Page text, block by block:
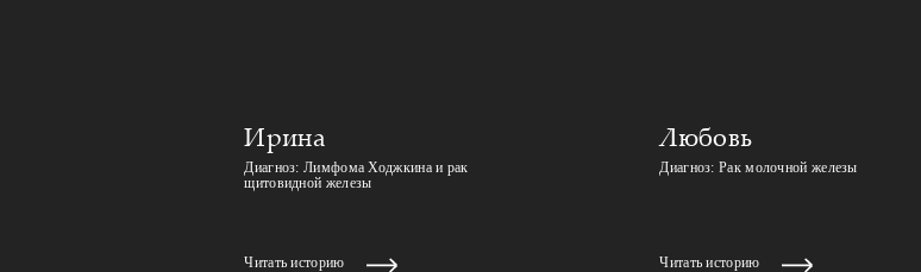
Ирина
Диагноз: Лимфома Ходжкина и рак
щитовидной железы
Читать историю
Любовь
Диагноз: Рак молочной железы
Читать историю